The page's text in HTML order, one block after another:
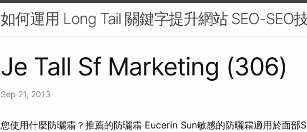
如何運用 Long Tail 關鍵字提升網站 SEO-SEO
Je Tall Sf Marketing (306)
Sep 21, 2013
您使用什麼防曬霜？推薦的防曬霜 Eucerin Sun敏感的防曬霜適用於面部